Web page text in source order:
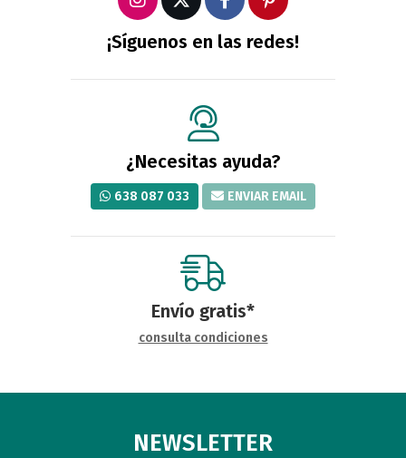
¡Síguenos en las redes!
¿Necesitas ayuda?
638 087 033 ENVIAR EMAIL
Envío gratis*
consulta condiciones
NEWSLETTER